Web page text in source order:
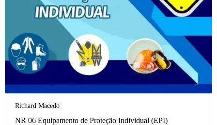
Richard Macedo
NR 06 Equipamento de Proteção Individual (EPI)